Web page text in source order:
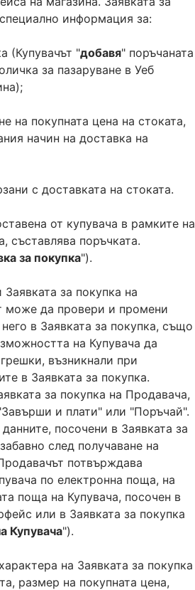
информация за:
(Купувачът "добавя" поръчаната
за пазаруване в Уеб
на покупната цена на стоката,
начин на доставка на
с доставката на стоката.
от купувача в рамките на
съставлява поръчката.
за покупка").
за покупка на
може да провери и промени
в Заявката за покупка, също
на Купувача да
възникнали при
в Заявката за покупка.
за покупка на Продавача,
и плати" или "Поръчай".
посочени в Заявката за
след получаване на
потвърждава
по електронна поща, на
поща на Купувача, посочен в
или в Заявката за покупка
Купувача").
на Заявката за покупка
размер на покупната цена,